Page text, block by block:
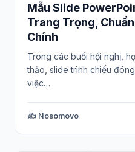
Mẫu Slide
Trang Trọng,
Chính
Trong các buổi hội nghị,
thảo, slide trình chiếu
việc…
✍️ Nosomovo